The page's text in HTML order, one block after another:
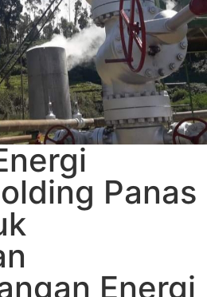
Panas
Energi